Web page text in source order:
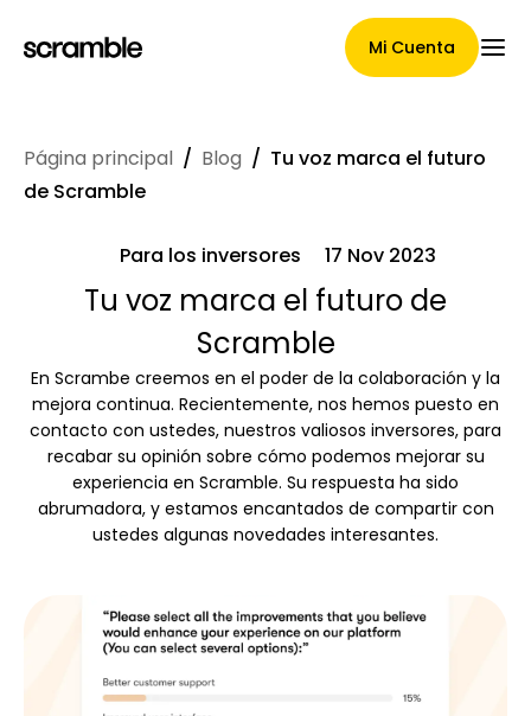
Mi Cuenta
Página Principal
Términos de asignación de
reclamaciones
Galería de marcas
Selección de marca
Calculadoras
Página principal / Blog / Tu voz marca el futuro
de Scramble
Para los inversores 17 Nov 2023
Tu voz marca el futuro de
Scramble
En Scrambe creemos en el poder de la colaboración y la
mejora continua. Recientemente, nos hemos puesto en
contacto con ustedes, nuestros valiosos inversores, para
recabar su opinión sobre cómo podemos mejorar su
experiencia en Scramble. Su respuesta ha sido
abrumadora, y estamos encantados de compartir con
ustedes algunas novedades interesantes.